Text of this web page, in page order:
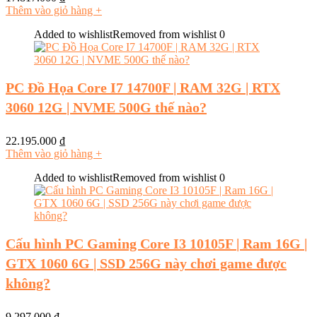
Thêm vào giỏ hàng +
Added to wishlistRemoved from wishlist 0
PC Đồ Họa Core I7 14700F | RAM 32G | RTX
3060 12G | NVME 500G thế nào?
22.195.000 ₫
Thêm vào giỏ hàng +
Added to wishlistRemoved from wishlist 0
Cấu hình PC Gaming Core I3 10105F | Ram 16G |
GTX 1060 6G | SSD 256G này chơi game được
không?